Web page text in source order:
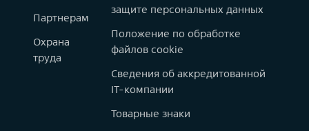
Партнерам
Охрана
труда
защите персональных данных
Положение по обработке
файлов cookie
Сведения об аккредитованной
IT-компании
Товарные знаки